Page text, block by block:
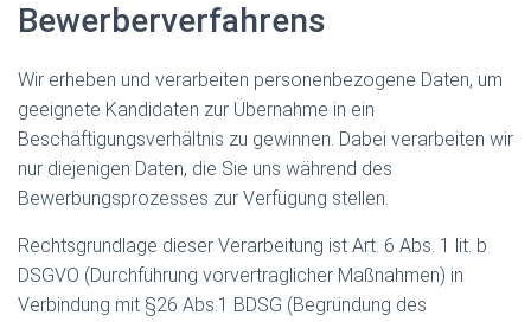
Bewerberverfahrens
Wir erheben und verarbeiten personenbezogene Daten, um
geeignete Kandidaten zur Übernahme in ein
Beschäftigungsverhältnis zu gewinnen. Dabei verarbeiten wir
nur diejenigen Daten, die Sie uns während des
Bewerbungsprozesses zur Verfügung stellen.
Rechtsgrundlage dieser Verarbeitung ist Art. 6 Abs. 1 lit. b
DSGVO (Durchführung vorvertraglicher Maßnahmen) in
Verbindung mit §26 Abs.1 BDSG (Begründung des